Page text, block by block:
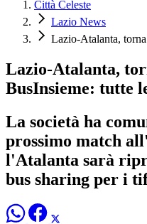
Città Celeste
Lazio News
Lazio-Atalanta,
Lazio-Atalanta,
BusInsieme: tutte
La società ha
prossimo match
l'Atalanta sarà
bus sharing per i